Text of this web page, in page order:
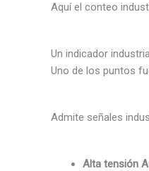
Aquí el conteo
Un indicador
Uno de los puntos
Admite señales
Alta tensión